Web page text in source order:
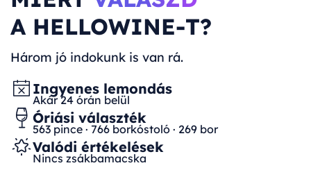
A HELLOWINE-T?
Három jó indokunk is van rá.
Ingyenes lemondás
Akár 24 órán belül
Óriási választék
563 pince · 766 borkóstoló · 269 bor
Valódi értékelések
Nincs zsákbamacska